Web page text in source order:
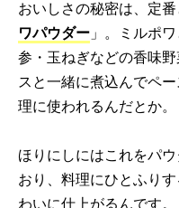
おいしさの秘密は、定
ワパウダー 」。ミルポ
参・玉ねぎなどの香味
スと一緒に煮込んでペ
理に使われるんだとか。
ほりにしにはこれをパ
おり、料理にひとふり
わいに仕上がるんです。